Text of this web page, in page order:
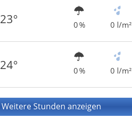
23° 0 % 0 l/m²
24° 0 % 0 l/m²
Weitere Stunden anzeigen